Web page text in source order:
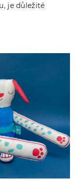
je důležité